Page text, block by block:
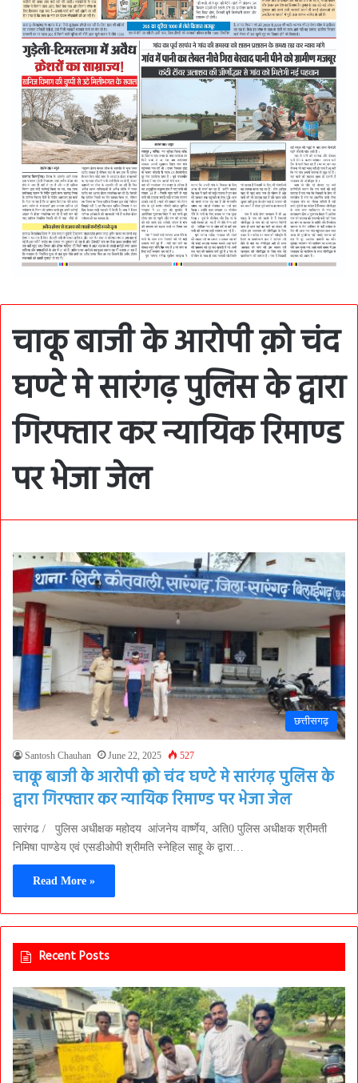
चाकू बाजी के आरोपी क़ो चंद
घण्टे मे सारंगढ़ पुलिस के द्वारा
गिरफ्तार कर न्यायिक रिमाण्ड
पर भेजा जेल
छत्तीसगढ़
Santosh Chauhan June 22, 2025 527
चाकू बाजी के आरोपी क़ो चंद घण्टे मे सारंगढ़ पुलिस के
द्वारा गिरफ्तार कर न्यायिक रिमाण्ड पर भेजा जेल
सारंगढ / पुलिस अधीक्षक महोदय आंजनेय वार्ष्णेय, अति0 पुलिस अधीक्षक श्रीमती
निमिषा पाण्डेय एवं एसडीओपी श्रीमति स्नेहिल साहू के द्वारा…
Read More »
Recent Posts